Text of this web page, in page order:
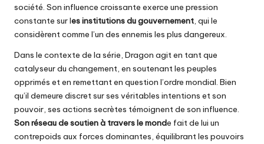
société. Son influence croissante exerce une pression
constante sur les institutions du gouvernement, qui le
considèrent comme l’un des ennemis les plus dangereux.
Dans le contexte de la série, Dragon agit en tant que
catalyseur du changement, en soutenant les peuples
opprimés et en remettant en question l’ordre mondial. Bien
qu’il demeure discret sur ses véritables intentions et son
pouvoir, ses actions secrètes témoignent de son influence.
Son réseau de soutien à travers le monde fait de lui un
contrepoids aux forces dominantes, équilibrant les pouvoirs